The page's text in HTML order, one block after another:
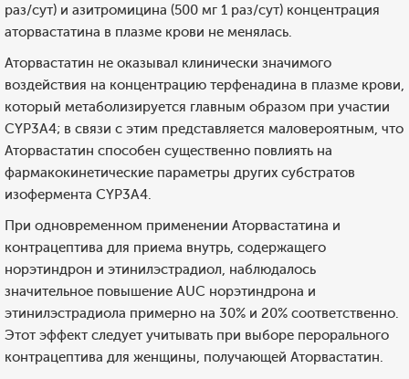
раз/сут) и азитромицина (500 мг 1 раз/сут) концентрация
аторвастатина в плазме крови не менялась.
Аторвастатин не оказывал клинически значимого
воздействия на концентрацию терфенадина в плазме крови,
который метаболизируется главным образом при участии
CYP3А4; в связи с этим представляется маловероятным, что
Аторвастатин способен существенно повлиять на
фармакокинетические параметры других субстратов
изофермента CYP3А4.
При одновременном применении Аторвастатина и
контрацептива для приема внутрь, содержащего
норэтиндрон и этинилэстрадиол, наблюдалось
значительное повышение AUC норэтиндрона и
этинилэстрадиола примерно на 30% и 20% соответственно.
Этот эффект следует учитывать при выборе перорального
контрацептива для женщины, получающей Аторвастатин.